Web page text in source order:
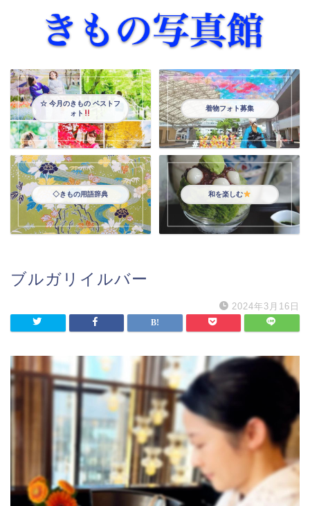
☆ 今月のきもの ベストフ
ォト
着物フォト募集
◇きもの用語辞典 和を楽しむ
ブルガリイルバー
2024年3月16日